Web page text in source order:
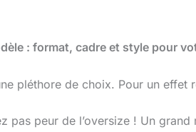
: format, cadre et style pour
pléthore de choix. Pour un effet
pas peur de l’oversize ! Un